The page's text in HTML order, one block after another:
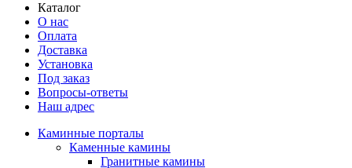
Каталог
О нас
Оплата
Доставка
Установка
Под заказ
Вопросы-ответы
Наш адрес
Каминные порталы
Каменные камины
Гранитные камины